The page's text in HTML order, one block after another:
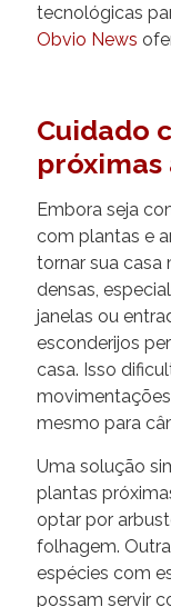
tecnológicas
Obvio News
Cuidado
próximas
Embora seja
com plantas e
tornar sua casa
densas,
janelas ou
esconderijos
casa. Isso
mesmo para
Uma solução
plantas
optar por
folhagem.
espécies com
possam servir